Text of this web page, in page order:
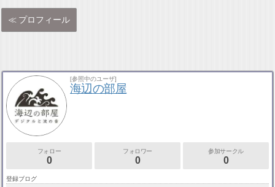
プロフィール
[参照中のユーザ]
海辺の部屋
フォロー
0
フォロワー
0
参加サークル
0
登録ブログ